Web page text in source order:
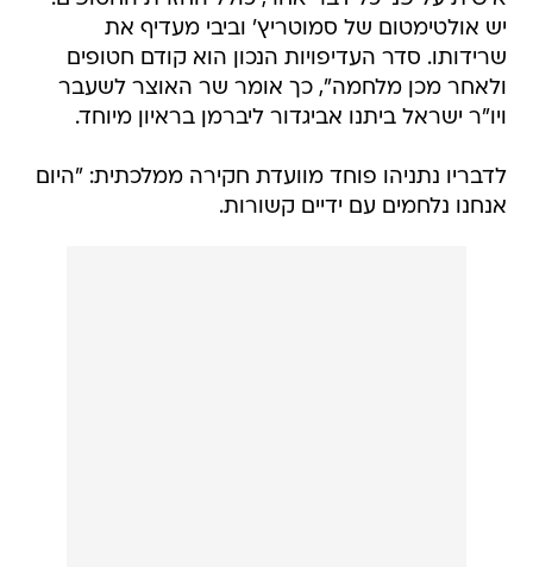
יש אולטימטום של סמוטריץ' וביבי מעדיף את
שרידותו. סדר העדיפויות הנכון הוא קודם חטופים
ולאחר מכן מלחמה", כך אומר שר האוצר לשעבר
ויו"ר ישראל ביתנו אביגדור ליברמן בראיון מיוחד.
לדבריו נתניהו פוחד מוועדת חקירה ממלכתית: "היום
אנחנו נלחמים עם ידיים קשורות.